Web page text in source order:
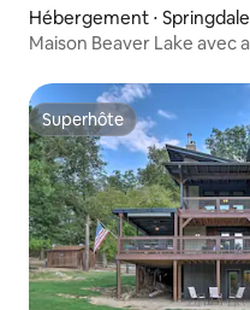
Hébergement ⋅ Springdale
Maison Beaver Lake avec
Superhôte
Superhôte